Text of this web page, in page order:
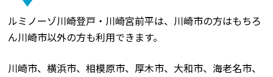
ルミノーゾ川崎登戸・川崎宮前平は、川崎市の方はもちろ
ん川崎市以外の方も利用できます。
川崎市、横浜市、相模原市、厚木市、大和市、海老名市、